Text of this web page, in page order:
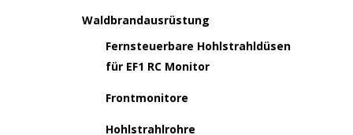
Waldbrandausrüstung
Fernsteuerbare Hohlstrahldüsen
für EF1 RC Monitor
Frontmonitore
Hohlstrahlrohre